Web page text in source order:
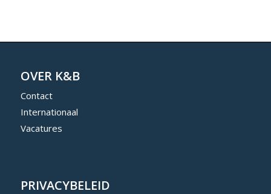
OVER K&B
Contact
Internationaal
Vacatures
PRIVACYBELEID